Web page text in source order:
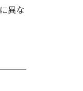
異な